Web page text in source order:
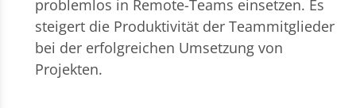
problemlos in Remote-Teams einsetzen. Es
steigert die Produktivität der Teammitglieder
bei der erfolgreichen Umsetzung von
Projekten.